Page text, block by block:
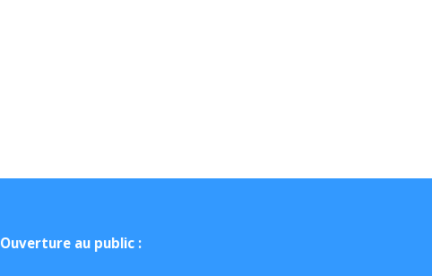
Ouverture au public :